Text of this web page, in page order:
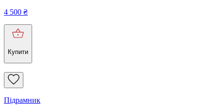
4 500 ₴
Купити
Підрамник